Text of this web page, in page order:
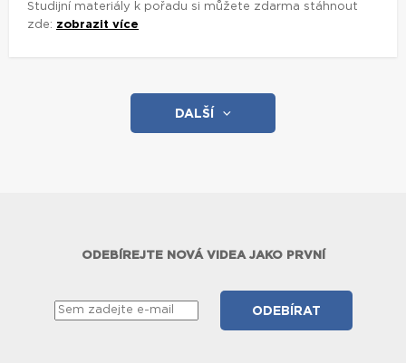
Studijní materiály k pořadu si můžete zdarma stáhnout
zde: zobrazit více
DALŠÍ
ODEBÍREJTE NOVÁ VIDEA JAKO PRVNÍ